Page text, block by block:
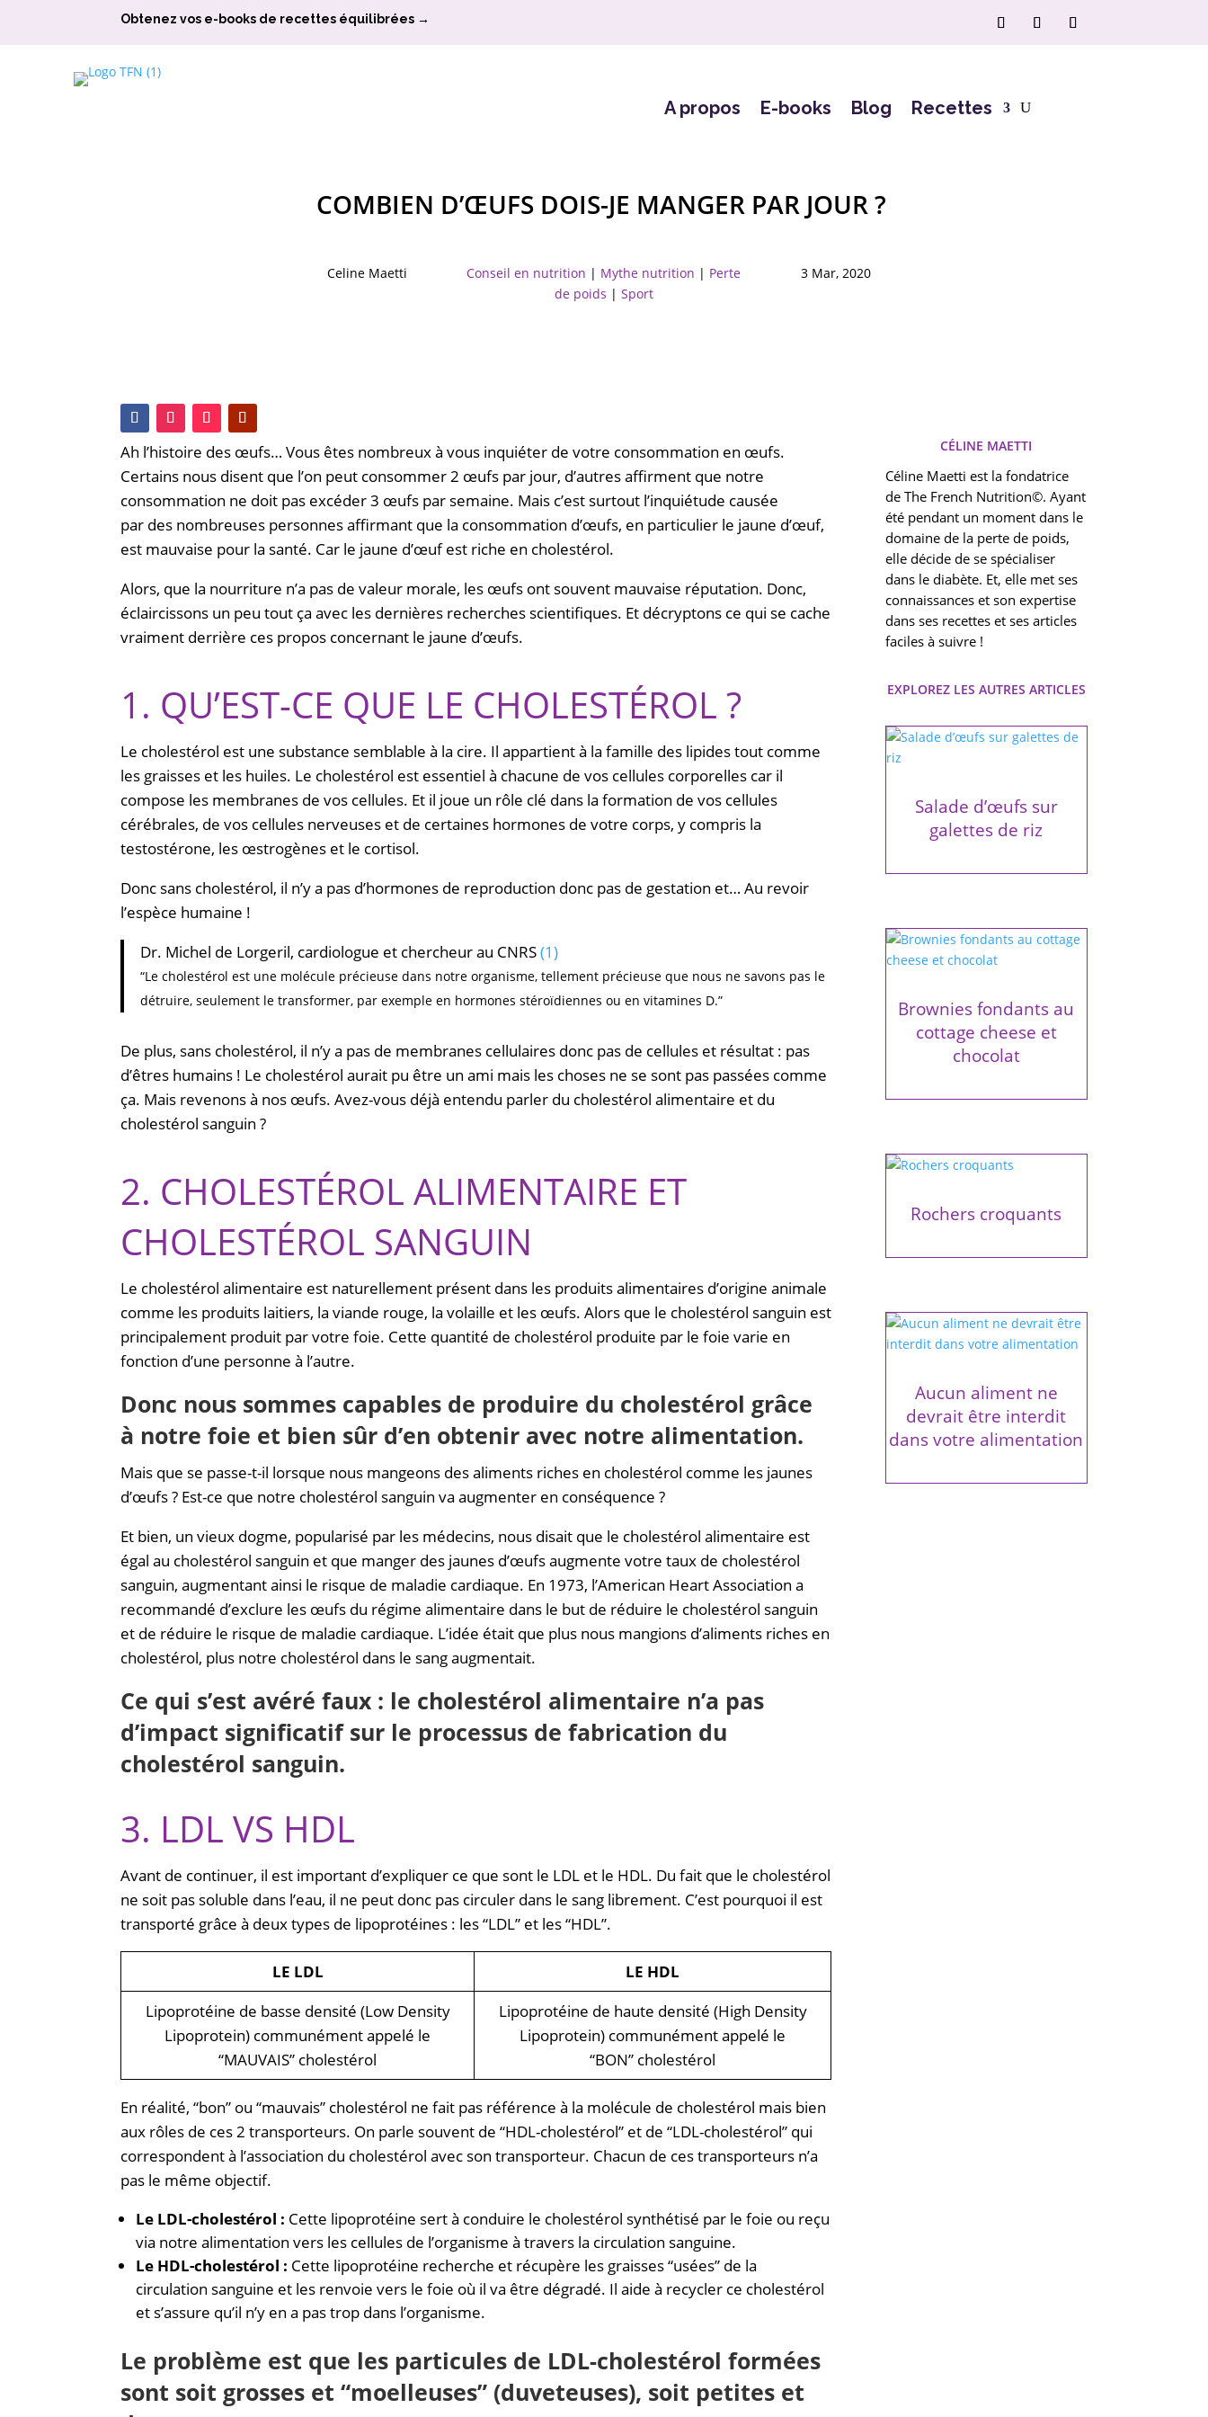
Obtenez vos e-books de recettes équilibrées →
A propos E-books Blog Recettes
COMBIEN D’ŒUFS DOIS-JE MANGER PAR JOUR ?
Celine Maetti Conseil en nutrition | Mythe nutrition | Perte
de poids | Sport
3 Mar, 2020
Ah l’histoire des œufs… Vous êtes nombreux à vous inquiéter de votre consommation en œufs.
Certains nous disent que l’on peut consommer 2 œufs par jour, d’autres affirment que notre
consommation ne doit pas excéder 3 œufs par semaine. Mais c’est surtout l’inquiétude causée
par des nombreuses personnes affirmant que la consommation d’œufs, en particulier le jaune d’œuf,
est mauvaise pour la santé. Car le jaune d’œuf est riche en cholestérol.
Alors, que la nourriture n’a pas de valeur morale, les œufs ont souvent mauvaise réputation. Donc,
éclaircissons un peu tout ça avec les dernières recherches scientifiques. Et décryptons ce qui se cache
vraiment derrière ces propos concernant le jaune d’œufs.
1. QU’EST-CE QUE LE CHOLESTÉROL ?
Le cholestérol est une substance semblable à la cire. Il appartient à la famille des lipides tout comme
les graisses et les huiles. Le cholestérol est essentiel à chacune de vos cellules corporelles car il
compose les membranes de vos cellules. Et il joue un rôle clé dans la formation de vos cellules
cérébrales, de vos cellules nerveuses et de certaines hormones de votre corps, y compris la
testostérone, les œstrogènes et le cortisol.
Donc sans cholestérol, il n’y a pas d’hormones de reproduction donc pas de gestation et… Au revoir
l’espèce humaine !
Dr. Michel de Lorgeril, cardiologue et chercheur au CNRS(1)
“Le cholestérol est une molécule précieuse dans notre organisme, tellement précieuse que nous ne savons pas le
détruire, seulement le transformer, par exemple en hormones stéroïdiennes ou en vitamines D.”
De plus, sans cholestérol, il n’y a pas de membranes cellulaires donc pas de cellules et résultat : pas
d’êtres humains ! Le cholestérol aurait pu être un ami mais les choses ne se sont pas passées comme
ça. Mais revenons à nos œufs. Avez-vous déjà entendu parler du cholestérol alimentaire et du
cholestérol sanguin ?
2. CHOLESTÉROL ALIMENTAIRE ET
CHOLESTÉROL SANGUIN
Le cholestérol alimentaire est naturellement présent dans les produits alimentaires d’origine animale
comme les produits laitiers, la viande rouge, la volaille et les œufs. Alors que le cholestérol sanguin est
principalement produit par votre foie. Cette quantité de cholestérol produite par le foie varie en
fonction d’une personne à l’autre.
Donc nous sommes capables de produire du cholestérol grâce
à notre foie et bien sûr d’en obtenir avec notre alimentation.
Mais que se passe-t-il lorsque nous mangeons des aliments riches en cholestérol comme les jaunes
d’œufs ? Est-ce que notre cholestérol sanguin va augmenter en conséquence ?
Et bien, un vieux dogme, popularisé par les médecins, nous disait que le cholestérol alimentaire est
égal au cholestérol sanguin et que manger des jaunes d’œufs augmente votre taux de cholestérol
sanguin, augmentant ainsi le risque de maladie cardiaque. En 1973, l’American Heart Association a
recommandé d’exclure les œufs du régime alimentaire dans le but de réduire le cholestérol sanguin
et de réduire le risque de maladie cardiaque. L’idée était que plus nous mangions d’aliments riches en
cholestérol, plus notre cholestérol dans le sang augmentait.
Ce qui s’est avéré faux : le cholestérol alimentaire n’a pas
d’impact significatif sur le processus de fabrication du
cholestérol sanguin.
3. LDL VS HDL
Avant de continuer, il est important d’expliquer ce que sont le LDL et le HDL. Du fait que le cholestérol
ne soit pas soluble dans l’eau, il ne peut donc pas circuler dans le sang librement. C’est pourquoi il est
transporté grâce à deux types de lipoprotéines : les “LDL” et les “HDL”.
LE LDL
LE HDL
Lipoprotéine de basse densité (Low Density
Lipoprotein) communément appelé le
“MAUVAIS” cholestérol
Lipoprotéine de haute densité (High Density
Lipoprotein) communément appelé le
“BON” cholestérol
En réalité, “bon” ou “mauvais” cholestérol ne fait pas référence à la molécule de cholestérol mais bien
aux rôles de ces 2 transporteurs. On parle souvent de “HDL-cholestérol” et de “LDL-cholestérol” qui
correspondent à l’association du cholestérol avec son transporteur. Chacun de ces transporteurs n’a
pas le même objectif.
Le LDL-cholestérol : Cette lipoprotéine sert à conduire le cholestérol synthétisé par le foie ou reçu
via notre alimentation vers les cellules de l’organisme à travers la circulation sanguine.
Le HDL-cholestérol : Cette lipoprotéine recherche et récupère les graisses “usées” de la
circulation sanguine et les renvoie vers le foie où il va être dégradé. Il aide à recycler ce cholestérol
et s’assure qu’il n’y en a pas trop dans l’organisme.
Le problème est que les particules de LDL-cholestérol formées
sont soit grosses et “moelleuses” (duveteuses), soit petites et
CÉLINE MAETTI
Céline Maetti est la fondatrice
de The French Nutrition©. Ayant
été pendant un moment dans le
domaine de la perte de poids,
elle décide de se spécialiser
dans le diabète. Et, elle met ses
connaissances et son expertise
dans ses recettes et ses articles
faciles à suivre !
EXPLOREZ LES AUTRES ARTICLES
Salade d’œufs sur
galettes de riz
Brownies fondants au
cottage cheese et
chocolat
Rochers croquants
Aucun aliment ne
devrait être interdit
dans votre alimentation